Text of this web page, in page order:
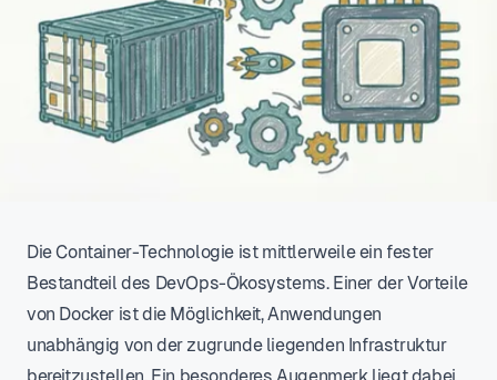
Die Container-Technologie ist mittlerweile ein fester
Bestandteil des DevOps-Ökosystems. Einer der Vorteile
von Docker ist die Möglichkeit, Anwendungen
unabhängig von der zugrunde liegenden Infrastruktur